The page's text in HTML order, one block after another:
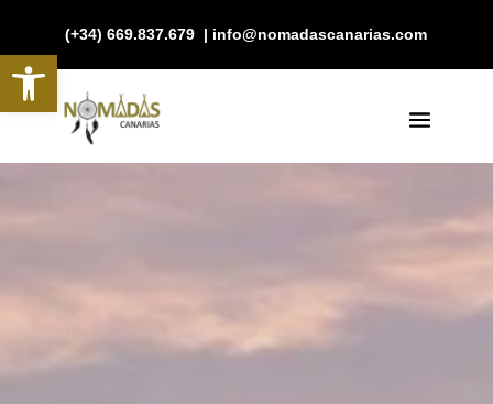
Abrir barra de herramientas
(+34) 669.837.679 | info@nomadascanarias.com